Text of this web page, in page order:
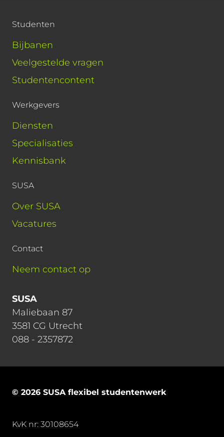
Studenten
Bijbanen
Veelgestelde vragen
Studentencontent
Werkgevers
Diensten
Specialisaties
Kennisbank
SUSA
Over SUSA
Vacatures
Contact
Neem contact op
SUSA
Maliebaan 87
3581 CG Utrecht
088 - 2357872
© 2026 SUSA flexibel studentenwerk
KvK nr: 30108654